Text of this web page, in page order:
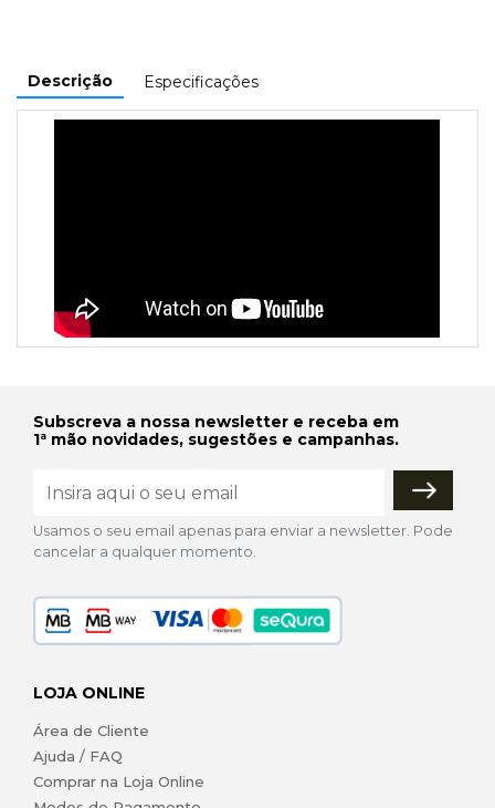
Descrição Especificações
Subscreva a nossa newsletter e receba em
1ª mão novidades, sugestões e campanhas.
Usamos o seu email apenas para enviar a newsletter. Pode
cancelar a qualquer momento.
LOJA ONLINE
Área de Cliente
Ajuda / FAQ
Comprar na Loja Online